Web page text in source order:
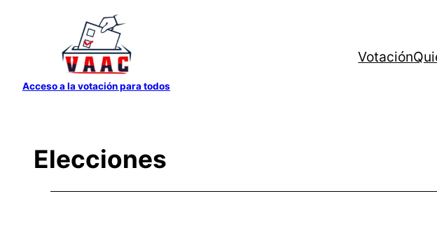
contenido
Acceso a la votación para todos
Votación
Elecciones